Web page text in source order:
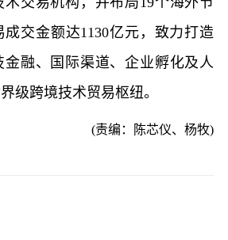
交金额达1130亿元，致力打造
金融、国际渠道、企业孵化及人
级跨境技术贸易枢纽。
(责编：陈芯仪、杨牧)